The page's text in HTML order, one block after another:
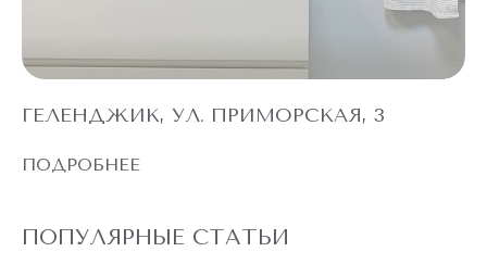
ГЕЛЕНДЖИК, УЛ. ПРИМОРСКАЯ, 3
ПОДРОБНЕЕ
ПОПУЛЯРНЫЕ СТАТЬИ